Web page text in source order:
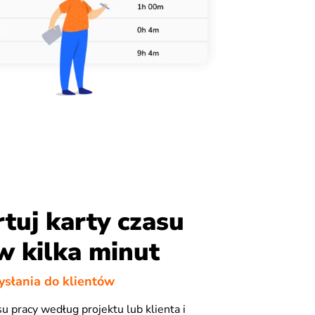
karty czasu
kilka minut
do klientów
pracy według projektu lub klienta i